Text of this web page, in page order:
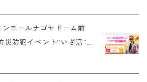
モールナゴヤドーム前
災防犯イベント“いざ活”】